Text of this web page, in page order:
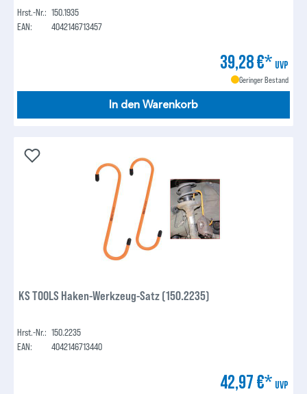
Hrst.-Nr.: 150.1935
EAN:
4042146713457
39,28 €* UVP
Geringer Bestand
In den Warenkorb
KS TOOLS Haken-Werkzeug-Satz (150.2235)
Hrst.-Nr.: 150.2235
EAN:
4042146713440
42,97 €* UVP